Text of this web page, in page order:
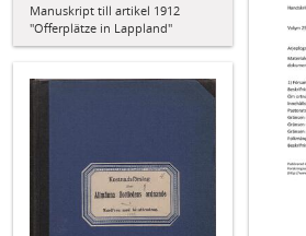
Manuskript till artikel 1912
"Offerplätze in Lappland"